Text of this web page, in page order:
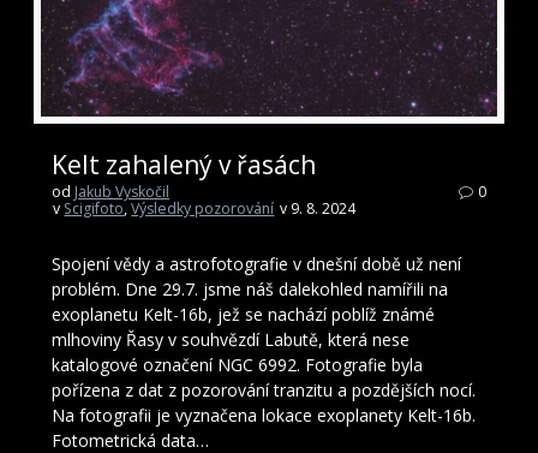
Kelt zahalený v řasách
od Jakub Vyskočil
v Scigifoto,Výsledky pozorování v 9. 8. 2024
0
Spojení vědy a astrofotografie v dnešní době už není
problém. Dne 29.7. jsme náš dalekohled namířili na
exoplanetu Kelt-16b, jež se nachází poblíž známé
mlhoviny Řasy v souhvězdí Labutě, která nese
katalogové označení NGC 6992. Fotografie byla
pořízena z dat z pozorování tranzitu a pozdějších nocí.
Na fotografii je vyznačena lokace exoplanety Kelt-16b.
Fotometrická data…